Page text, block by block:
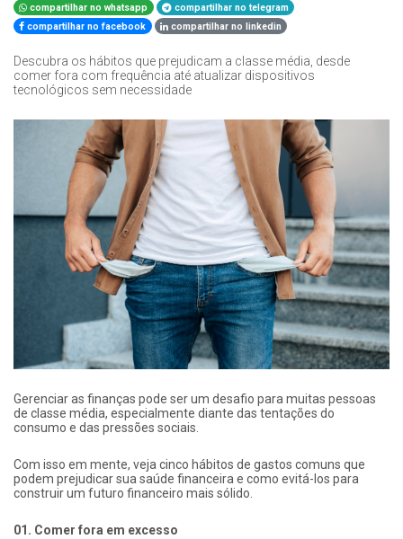
compartilhar no whatsapp
compartilhar no telegram
compartilhar no facebook
compartilhar no linkedin
Descubra os hábitos que prejudicam a classe média, desde
comer fora com frequência até atualizar dispositivos
tecnológicos sem necessidade
Gerenciar as finanças pode ser um desafio para muitas pessoas
de classe média, especialmente diante das tentações do
consumo e das pressões sociais.
Com isso em mente, veja cinco hábitos de gastos comuns que
podem prejudicar sua saúde financeira e como evitá-los para
construir um futuro financeiro mais sólido.
01. Comer fora em excesso